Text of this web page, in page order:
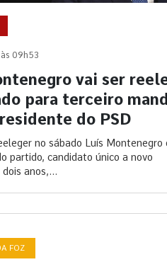
09h53
vai ser
para terceiro
do PSD
no sábado Luís Montenegro
partido, candidato único a novo
anos,...
FOZ